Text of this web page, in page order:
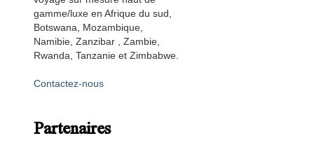
gamme/luxe en Afrique du sud,
Botswana, Mozambique,
Namibie, Zanzibar , Zambie,
Rwanda, Tanzanie et Zimbabwe.
Contactez-nous
Partenaires